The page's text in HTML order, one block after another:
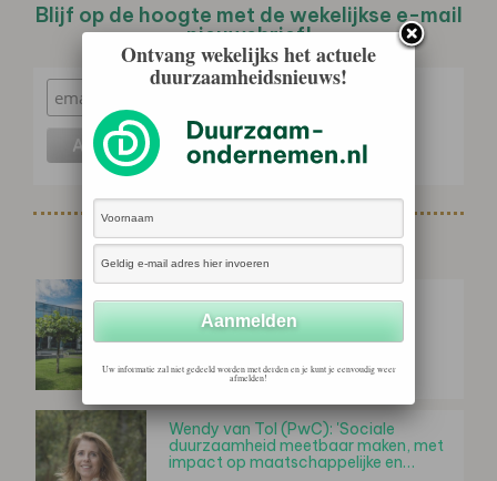
Blijf op de hoogte met de wekelijkse e-mail
nieuwsbrief!
Gerelateerd nieuws
Achmea zet nieuwe stap in het
meetbaar maken van
maatschappelijke impact
Wendy van Tol (PwC): 'Sociale
duurzaamheid meetbaar maken, met
impact op maatschappelijke en…
Ontvang wekelijks het actuele
duurzaamheidsnieuws!
Uw informatie zal niet gedeeld worden met derden en je kunt je eenvoudig weer
afmelden!